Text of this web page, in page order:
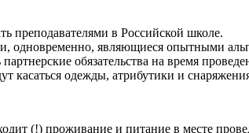
преподавателями в Российской школе.
одновременно, являющиеся опытными
обязательства на время
касаться одежды, атрибутики и
(!) проживание и питание в месте